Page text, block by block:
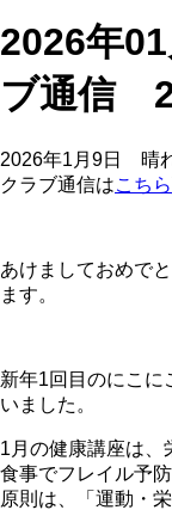
2026年
ブ通信
2026年1 月 9日 晴
クラブ通信はこちら
あけましておめで
ます。
新年1回目のにこに
いました。
1 月の健康講座は
食事でフレイル予
原則は、「運動・